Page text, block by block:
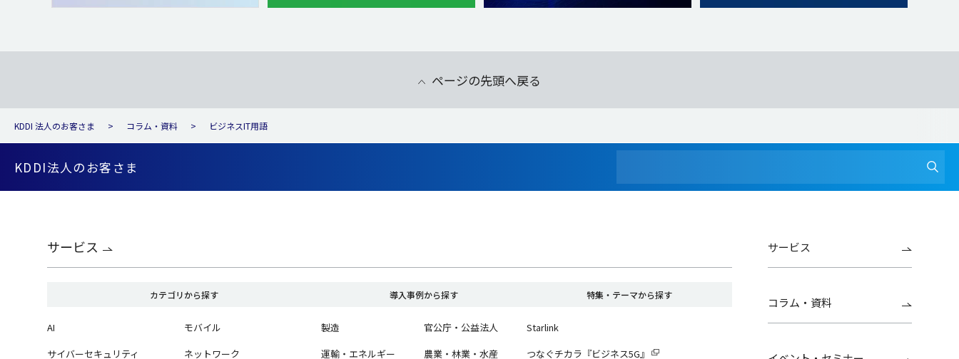
ページの先頭へ戻る
KDDI 法人のお客さま コラム・資料 ビジネスIT用語
KDDI法人のお客さま
サービス
カテゴリから探す
AI
サイバーセキュリティ
モバイル
ネットワーク
導入事例から探す
製造
運輸・エネルギー
官公庁・公益法人
農業・林業・水産
特集・テーマから探す
Starlink
つなぐチカラ『ビジネス5G』
サービス
コラム・資料